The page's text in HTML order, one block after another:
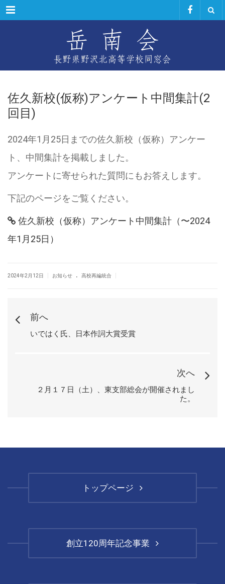
Menu
佐久新校(仮称)アンケート中間集計(2
回目)
2024年1月25日までの佐久新校（仮称）アンケー
ト、中間集計を掲載しました。
アンケートに寄せられた質問にもお答えします。
下記のページをご覧ください。
佐久新校（仮称）アンケート中間集計（〜2024
年1月25日）
2024年2月12日 お知らせ . 高校再編統合
前へ
いではく氏、日本作詞大賞受賞
次へ
２月１７日（土）、東支部総会が開催されまし
た。
トップページ
創立120周年記念事業